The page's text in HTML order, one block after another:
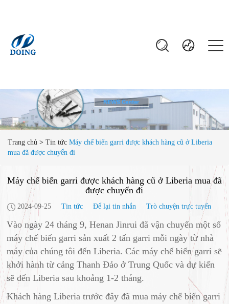
Trang chủ > Tin tức Máy chế biến garri được khách hàng cũ ở Liberia
mua đã được chuyển đi
Máy chế biến garri được khách hàng cũ ở Liberia mua đã
được chuyển đi
2024-09-25 Tin tức Để lại tin nhắn Trò chuyện trực tuyến
Vào ngày 24 tháng 9, Henan Jinrui đã vận chuyển một số
máy chế biến garri sản xuất 2 tấn garri mỗi ngày từ nhà
máy của chúng tôi đến Liberia. Các máy chế biến garri sẽ
khởi hành từ cảng Thanh Đảo ở Trung Quốc và dự kiến ​​
sẽ đến Liberia sau khoảng 1-2 tháng.
Khách hàng Liberia trước đây đã mua máy chế biến garri